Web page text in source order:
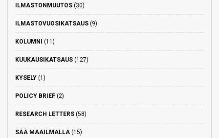
ILMASTONMUUTOS (30)
ILMASTOVUOSIKATSAUS (9)
KOLUMNI (11)
KUUKAUSIKATSAUS (127)
KYSELY (1)
POLICY BRIEF (2)
RESEARCH LETTERS (58)
SÄÄ MAAILMALLA (15)